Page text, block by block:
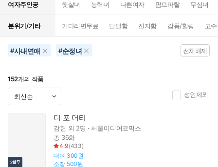
여자주인공 햇살녀 능력녀 나쁜여자 팜므파탈 무심녀
분위기/기타 기다리면무료 달달함 진지함 감동/힐링 고
#사내연애 #순정녀 전체해제
152개의 작품
성인제외
디 포 더티
감헌 외 2명
서울미디어코믹스
총 36화
4.9(433)
대여 300원
소장 500원